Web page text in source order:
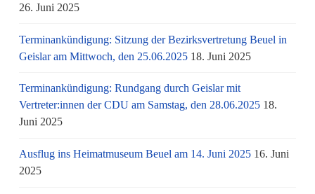
26. Juni 2025
Terminankündigung: Sitzung der Bezirksvertretung Beuel in
Geislar am Mittwoch, den 25.06.2025 18. Juni 2025
Terminankündigung: Rundgang durch Geislar mit
Vertreter:innen der CDU am Samstag, den 28.06.2025 18.
Juni 2025
Ausflug ins Heimatmuseum Beuel am 14. Juni 2025 16. Juni
2025